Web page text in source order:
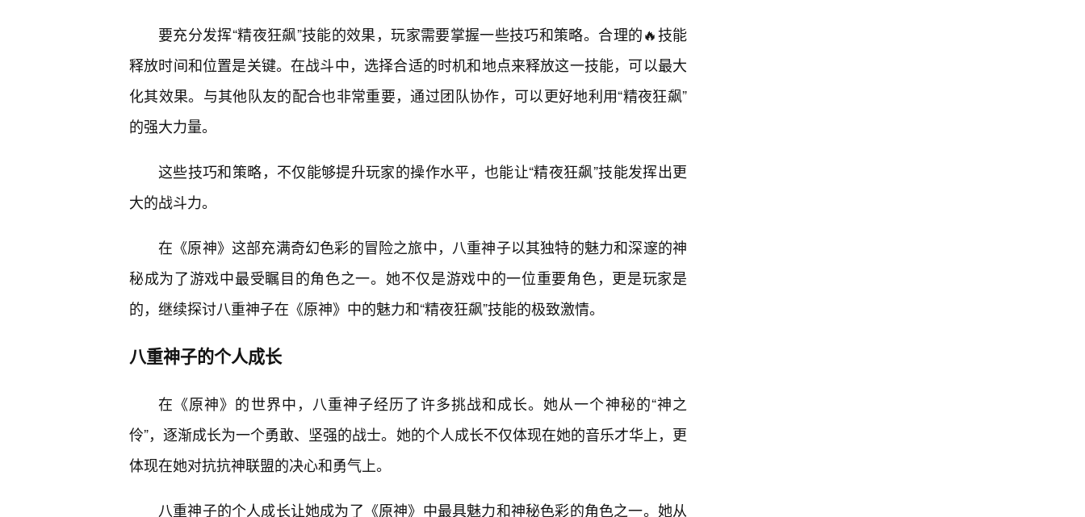
要充分发挥“精夜狂飙”技能的效果，玩家需要掌握一些技巧和策略。合理的🔥技能
释放时间和位置是关键。在战斗中，选择合适的时机和地点来释放这一技能，可以最大
化其效果。与其他队友的配合也非常重要，通过团队协作，可以更好地利用“精夜狂飙”
的强大力量。
这些技巧和策略，不仅能够提升玩家的操作水平，也能让“精夜狂飙”技能发挥出更
大的战斗力。
在《原神》这部充满奇幻色彩的冒险之旅中，八重神子以其独特的魅力和深邃的神
秘成为了游戏中最受瞩目的角色之一。她不仅是游戏中的一位重要角色，更是玩家是
的，继续探讨八重神子在《原神》中的魅力和“精夜狂飙”技能的极致激情。
八重神子的个人成长
在《原神》的世界中，八重神子经历了许多挑战和成长。她从一个神秘的“神之
伶”，逐渐成长为一个勇敢、坚强的战士。她的个人成长不仅体现在她的音乐才华上，更
体现在她对抗抗神联盟的决心和勇气上。
八重神子的个人成长让她成为了《原神》中最具魅力和神秘色彩的角色之一。她从